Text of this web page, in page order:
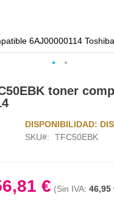
6AJ00000114
toner
DISPONIBILIDAD:
SKU
TFC50EBK
€ 46,95